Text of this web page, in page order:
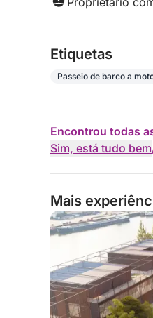
Etiquetas
Passeio de barco a
Encontrou todas
Sim, está tudo bem
Mais